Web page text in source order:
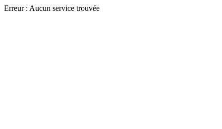
Erreur : Aucun service trouvée